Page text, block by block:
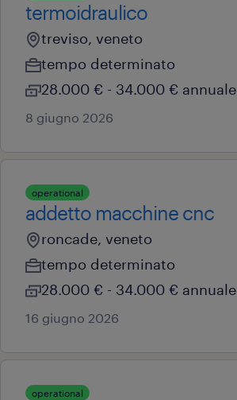
termoidraulico
treviso, veneto
tempo determinato
28.000 € - 34.000 € annuale
8 giugno 2026
operational
addetto macchine cnc
roncade, veneto
tempo determinato
28.000 € - 34.000 € annuale
16 giugno 2026
operational